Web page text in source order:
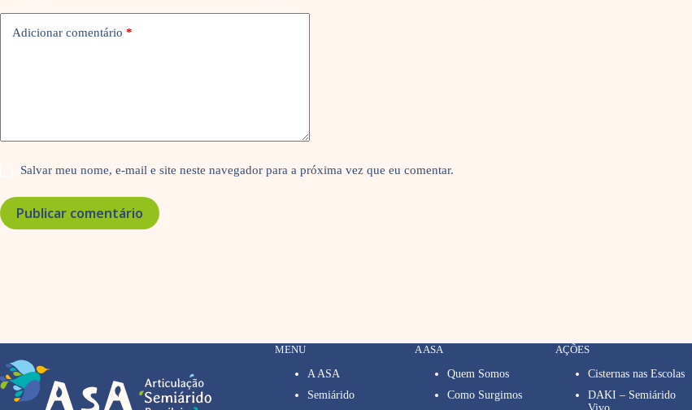
Adicionar comentário *
Salvar meu nome, e-mail e site neste navegador para a próxima vez que eu comentar.
Publicar comentário
MENU
A ASA
Semiárido
A ASA
Quem Somos
Como Surgimos
AÇÕES
Cisternas nas Escolas
DAKI – Semiárido